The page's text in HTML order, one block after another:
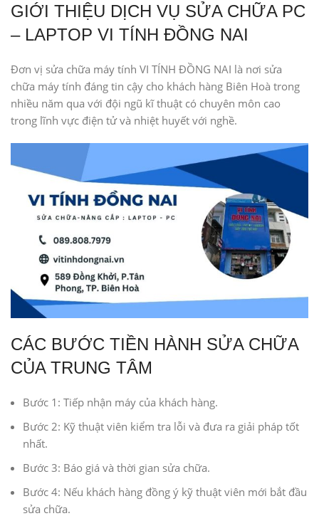
GIỚI THIỆU DỊCH VỤ SỬA CHỮA PC
– LAPTOP VI TÍNH ĐỒNG NAI
Đơn vị sửa chữa máy tính VI TÍNH ĐỒNG NAI là nơi sửa
chữa máy tính đáng tin cậy cho khách hàng Biên Hoà trong
nhiều năm qua với đội ngũ kĩ thuật có chuyên môn cao
trong lĩnh vực điện tử và nhiệt huyết với nghề.
CÁC BƯỚC TIỀN HÀNH SỬA CHỮA
CỦA TRUNG TÂM
Bước 1: Tiếp nhận máy của khách hàng.
Bước 2: Kỹ thuật viên kiểm tra lỗi và đưa ra giải pháp tốt
nhất.
Bước 3: Báo giá và thời gian sửa chữa.
Bước 4: Nếu khách hàng đồng ý kỹ thuật viên mới bắt đầu
sửa chữa.